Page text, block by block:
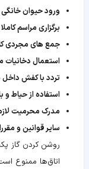
ورود حیوان
برگزاری مراسم
جمع های مجردی
استعمال
تردد با کفش
استفاده از حیاط و
مدرک محرمیت
سایر قوانین و
روشن کردن گاز
اتاق‌ها ممنوع